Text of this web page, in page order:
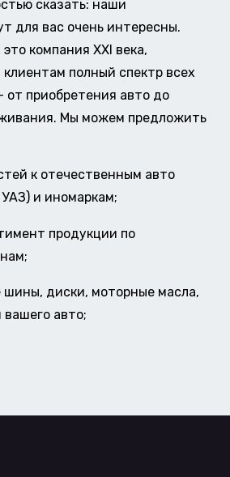
сказать: наши
для вас очень интересны.
компания XXI века,
полный спектр всех
от приобретения авто до
Мы можем предложить
к отечественным авто
и иномаркам;
продукции по
шины, диски, моторные масла,
вашего авто;